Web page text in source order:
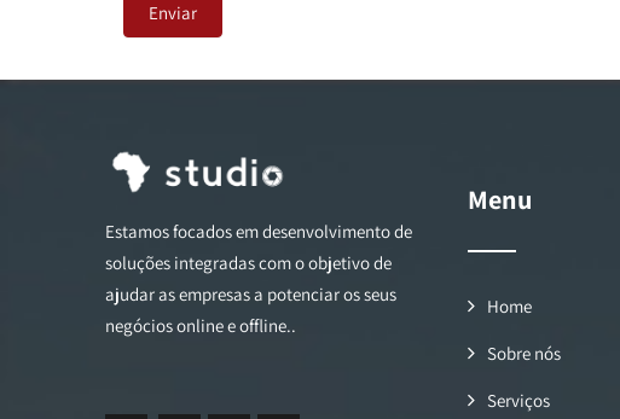
Enviar
Estamos focados em desenvolvimento de
soluções integradas com o objetivo de
ajudar as empresas a potenciar os seus
negócios online e offline..
Menu
Home
Sobre nós
Serviços